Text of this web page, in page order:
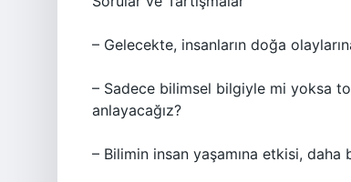
– Gelecekte, insanların doğa
– Sadece bilimsel bilgiyle mi yoksa
anlayacağız?
– Bilimin insan yaşamına etkisi,